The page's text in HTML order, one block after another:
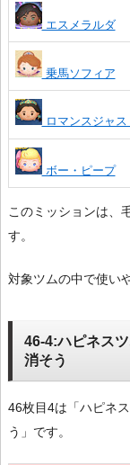
エスメラルダ
乗馬ソフィア
ロマンスジャス
ボー・ピープ
このミッションは、
す。
対象ツムの中で使い
46-4:ハピネス
消そう
46枚目4は「ハピネ
う」です。